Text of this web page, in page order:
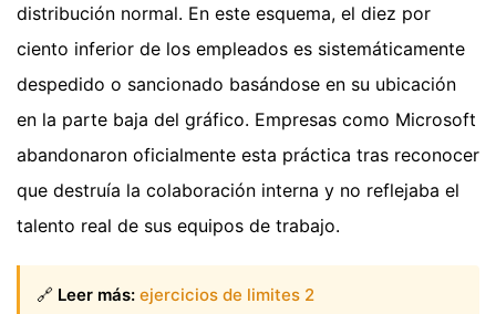
distribución normal. En este esquema, el diez por
ciento inferior de los empleados es sistemáticamente
despedido o sancionado basándose en su ubicación
en la parte baja del gráfico. Empresas como Microsoft
abandonaron oficialmente esta práctica tras reconocer
que destruía la colaboración interna y no reflejaba el
talento real de sus equipos de trabajo.
🔗 Leer más: ejercicios de limites 2